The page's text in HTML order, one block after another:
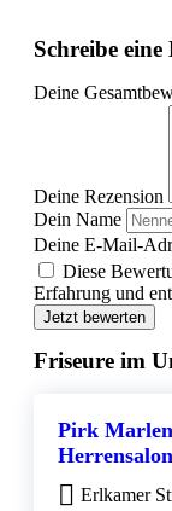
Schreibe
Deine
Deine Rezension
Dein Name
Deine E-Mail-
Diese
Erfahrung und
Jetzt bewerten
Friseure im
Pirk
Herrensalon
Erlkamer